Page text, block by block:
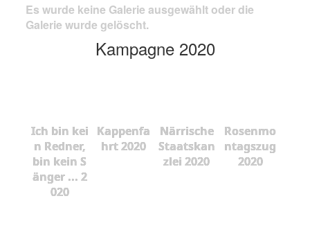
Es wurde keine Galerie ausgewählt oder die
Galerie wurde gelöscht.
Kampagne 2020
Ich bin kei
n Redner,
bin kein S
änger ... 2
020
Kappenfa
hrt 2020
Närrische
Staatskan
zlei 2020
Rosenmo
ntagszug
2020